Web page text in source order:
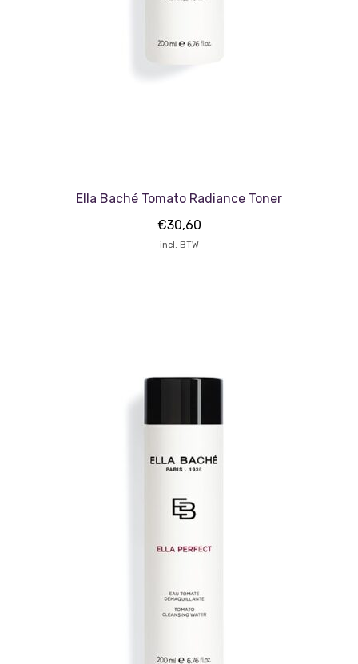
Ella Baché Tomato Radiance Toner
€30,60
incl. BTW